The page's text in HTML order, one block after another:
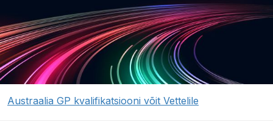
Austraalia GP kvalifikatsiooni võit Vettelile